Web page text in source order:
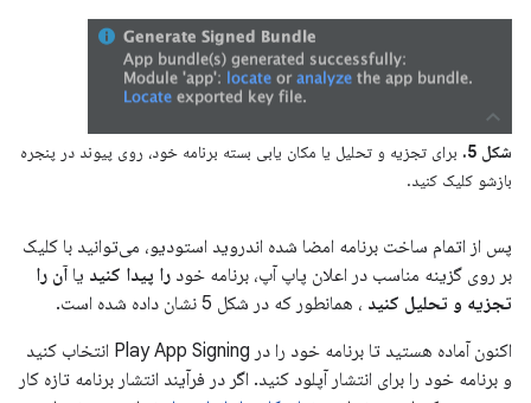
شکل 5.
برای تجزیه و تحلیل یا مکان یابی بسته برنامه خود، روی پیوند در پنجره
بازشو کلیک کنید.
پس از اتمام ساخت برنامه امضا شده اندروید استودیو، می‌توانید با کلیک
بر روی گزینه مناسب در اعلان پاپ آپ، برنامه خود را پیدا کنید یا آن را
تجزیه و تحلیل کنید ، همانطور که در شکل 5 نشان داده شده است.
اکنون آماده هستید تا برنامه خود را در Play App Signing انتخاب کنید
و برنامه خود را برای انتشار آپلود کنید. اگر در فرآیند انتشار برنامه تازه کار